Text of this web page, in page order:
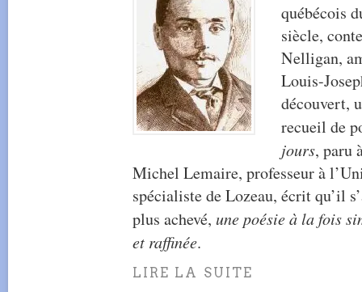
québécois
siècle,
Nelligan,
Louis-
découvert,
recueil de
jours, paru
Michel Lemaire, professeur à
spécialiste de Lozeau, écrit qu’il
plus achevé, une poésie à la fois
et raffinée.
LIRE LA SUITE